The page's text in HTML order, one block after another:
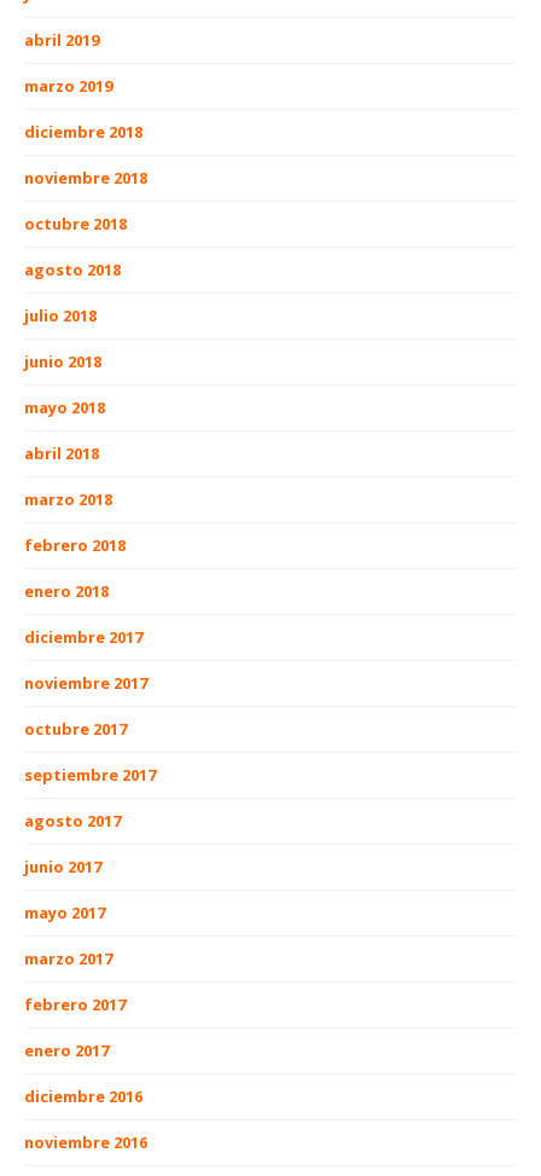
abril 2019
marzo 2019
diciembre 2018
noviembre 2018
octubre 2018
agosto 2018
julio 2018
junio 2018
mayo 2018
abril 2018
marzo 2018
febrero 2018
enero 2018
diciembre 2017
noviembre 2017
octubre 2017
septiembre 2017
agosto 2017
junio 2017
mayo 2017
marzo 2017
febrero 2017
enero 2017
diciembre 2016
noviembre 2016